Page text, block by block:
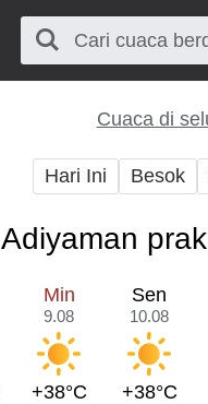
Cuaca di
Hari Ini Besok
Adiyaman
Min
9.08
+38°C
Sen
10.08
+38°C